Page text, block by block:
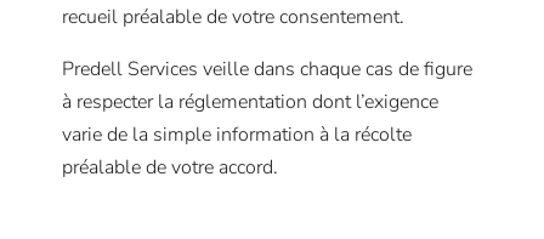
recueil préalable de votre consentement.
Predell Services veille dans chaque cas de figure
à respecter la réglementation dont l’exigence
varie de la simple information à la récolte
préalable de votre accord.